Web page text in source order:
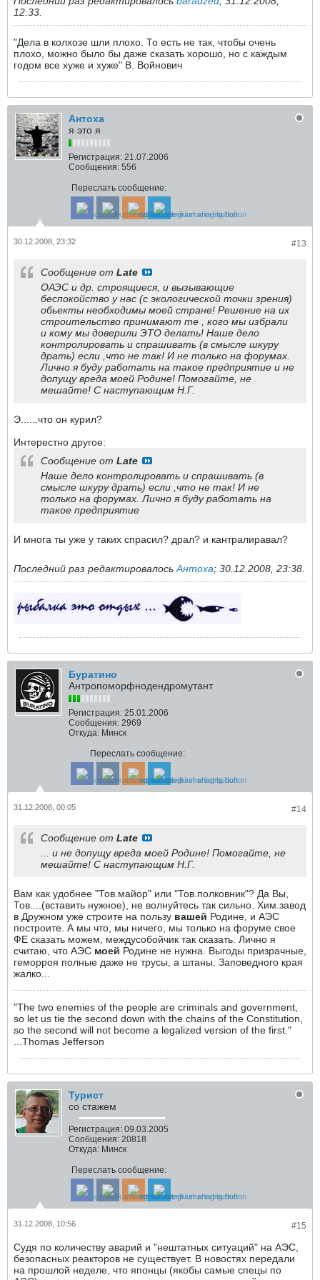
12:33
"Дела в колхозе шли плохо. То есть не так, чтобы очень
плохо, можно было бы даже сказать хорошо, но с каждым
годом все хуже и хуже" В. Войнович
Антоха
я это я
Регистрация: 21.07.2006
Сообщения: 556
Переслать сообщение:
#13
30.12.2008, 23:32
Сообщение от Late
ОАЭС и др. строящиеся, и вызывающие
беспокойство у нас (с экологической точки зрения)
обьекты необходимы моей стране! Решение на их
строительство принимают те , кого мы избрали
и кому мы доверили ЭТО делать! Наше дело
контролировать и спрашивать (в смысле шкуру
драть) если ,что не так! И не только на форумах.
Лично я буду работать на такое предприятие и не
допущу вреда моей Родине! Помогайте, не
мешайте! С наступающим Н.Г.
Э......что он курил?
Интерестно другое:
Сообщение от Late
Наше дело контролировать и спрашивать (в
смысле шкуру драть) если ,что не так! И не
только на форумах. Лично я буду работать на
такое предприятие
И многа ты уже у таких спрасил? драл? и кантралиравал?
Последний раз редактировалось Антоха; 30.12.2008, 23:38
Буратино
Антропоморфнодендромутант
Регистрация: 25.01.2006
Сообщения: 2969
Откуда: Минск
Переслать сообщение:
#14
31.12.2008, 00:05
Сообщение от Late
... и не допущу вреда моей Родине! Помогайте, не
мешайте! С наступающим Н.Г.
Вам как удобнее "Тов.майор" или "Тов.полковник"? Да Вы,
Тов....(вставить нужное), не волнуйтесь так сильно. Хим.завод
в Дружном уже строите на пользу вашей Родине, и АЭС
построите. А мы что, мы ничего, мы только на форуме свое
ФЕ сказать можем, междусобойчик так сказать. Лично я
считаю, что АЭС моей Родине не нужна. Выгоды призрачные,
геморроя полные даже не трусы, а штаны. Заповедного края
жалко...
"The two enemies of the people are criminals and government,
so let us tie the second down with the chains of the Constitution,
so the second will not become a legalized version of the first."
...Thomas Jefferson
Турист
со стажем
Регистрация: 09.03.2005
Сообщения: 20818
Откуда: Минск
Переслать сообщение:
#15
31.12.2008, 10:56
Судя по количеству аварий и "нештатных ситуаций" на АЭС,
безопасных реакторов не существует. В новостях передали
на прошлой неделе, что японцы (якобы самые спецы по